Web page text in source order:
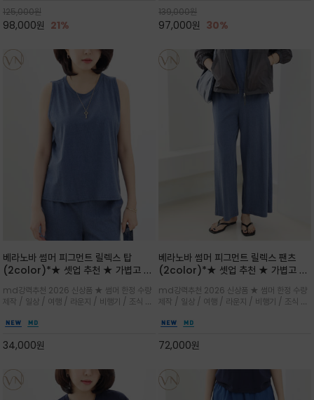
등과 밸런스를 맞춥니다
125,000원
98,000원 21%
가볍게 비치는 세련된후드
139,000원
97,000원 30%
베라노바 썸머 피그먼트 릴렉스 탑
(2color)*★ 셋업 추천 ★ 가볍고 부
튼 소재로 완성
md강력추천 2026 신상품 ★ 썸머 한정 수량
제작 / 일상 / 여행 / 라운지 / 비행기 / 조식 /
그먼트로 제작되어 편하고 가볍게 후회없으실 아
34,000원
베라노바 썸머 피그먼트 릴렉스 팬츠
(2color)*★ 셋업 추천 ★ 가볍고 부
튼 소재로 완성
md강력추천 2026 신상품 ★ 썸머 한정 수량
제작 / 일상 / 여행 / 라운지 / 비행기 / 조식 /
그먼트로 제작되어 편하고 가볍게 후회없으실 아
72,000원